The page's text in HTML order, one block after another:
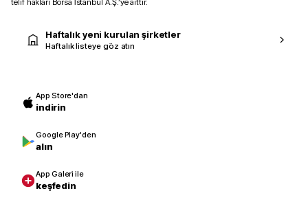
telif hakları Borsa İstanbul A.Ş.’ye aittir.
Haftalık yeni kurulan şirketler
Haftalık listeye göz atın
App Store'dan
indirin
Google Play'den
alın
App Galeri ile
keşfedin